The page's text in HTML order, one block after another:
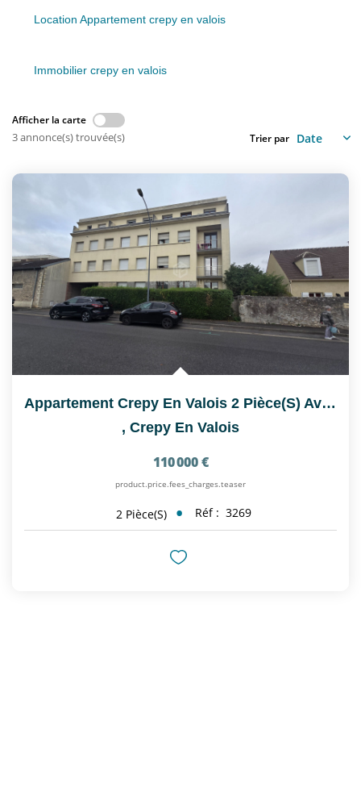
Nous Rejoindre
CONTACT
Location Appartement crepy en valois
Immobilier crepy en valois
Afficher la carte
3 annonce(s) trouvée(s) Trier par
Appartement Crepy En Valois 2 Pièce(s) Avec Cave Et Parking
, Crepy En Valois
110 000 €
product.price.fees_charges.teaser
2 Pièce(s) Réf : 3269